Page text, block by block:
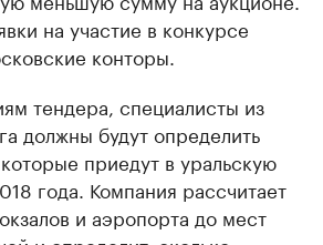
на участие в конкурсе
конторы.
тендера, специалисты из
должны будут определить
приедут в уральскую
года. Компания рассчитает
и аэропорта до мест